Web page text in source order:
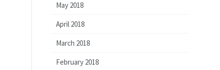
May 2018
April 2018
March 2018
February 2018